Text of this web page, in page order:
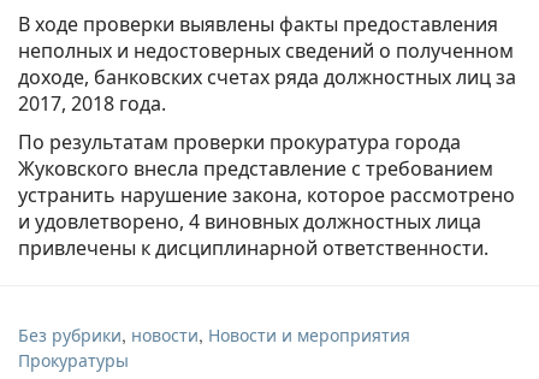
В ходе проверки выявлены факты предоставления
неполных и недостоверных сведений о полученном
доходе, банковских счетах ряда должностных лиц за
2017, 2018 года.
По результатам проверки прокуратура города
Жуковского внесла представление с требованием
устранить нарушение закона, которое рассмотрено
и удовлетворено, 4 виновных должностных лица
привлечены к дисциплинарной ответственности.
Без рубрики, новости, Новости и мероприятия
Прокуратуры